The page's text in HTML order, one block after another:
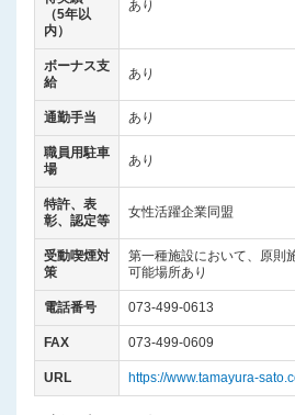
（5年以
内）
あり
ボーナス支
給
あり
通勤手当 あり
職員用駐車
場
あり
特許、表
彰、認定等
女性活躍企業同盟
受動喫煙対
策
第一種施設において、原則
可能場所あり
電話番号 073-499-0613
FAX 073-499-0609
URL https://www.tamayura-